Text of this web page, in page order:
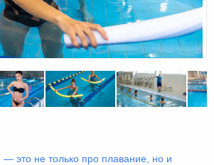
это не только про плавание, но и